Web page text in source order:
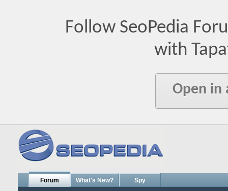
Follow SeoPedia
with
Open in
Forum What's New? Spy